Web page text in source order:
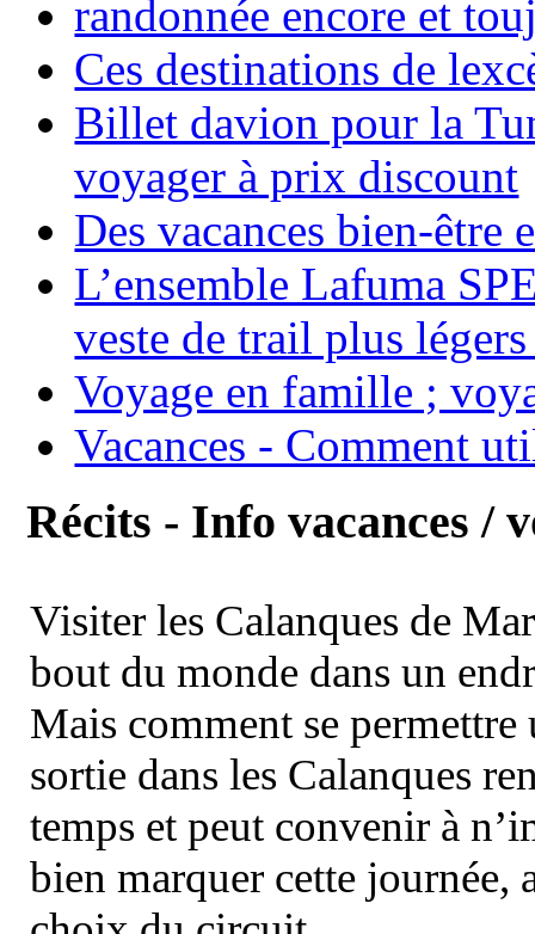
randonnée encore et
Ces destinations de
Billet davion pour la
voyager à prix discount
Des vacances bien-être
L’ensemble Lafuma
veste de trail plus
Voyage en famille ;
Vacances - Comment
Récits - Info vacances /
Visiter les Calanques de
bout du monde dans un
Mais comment se permettre
sortie dans les Calanques
temps et peut convenir à
bien marquer cette journée,